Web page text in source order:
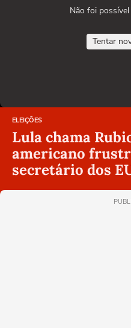
Não foi
Tentar
ELEIÇÕES
Lula chama
americano
secretário dos